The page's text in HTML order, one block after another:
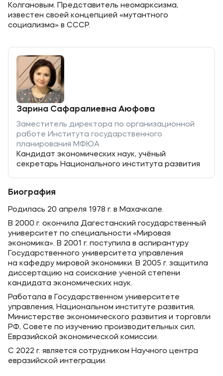
Колгановым. Представитель неомарксизма,
известен своей концепцией «мутантного
социализма» в СССР.
Зарина Сафаралиевна Аюфова
Заместитель директора по организационной
работе Института государственного
планирования МФЮА
Кандидат экономических наук, учёный
секретарь Национального института развития
Биография
Родилась 20 апреля 1978 г. в Махачкале.
В 2000 г. окончила Дагестанский государственный
университет по специальности «Мировая
экономика». В 2001 г. поступила в аспирантуру
Государственного университета управления
на кафедру мировой экономики. В 2005 г. защитила
диссертацию на соискание ученой степени
кандидата экономических наук.
Работала в Государственном университете
управления, Национальном институте развития,
Министерстве экономического развития и торговли
РФ, Совете по изучению производительных сил,
Евразийской экономической комиссии.
С 2022 г. является сотрудником Научного центра
евразийской интеграции.